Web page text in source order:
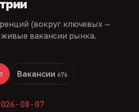
(вокруг ключевых —
вакансии рынка.
Вакансии 676
08-07